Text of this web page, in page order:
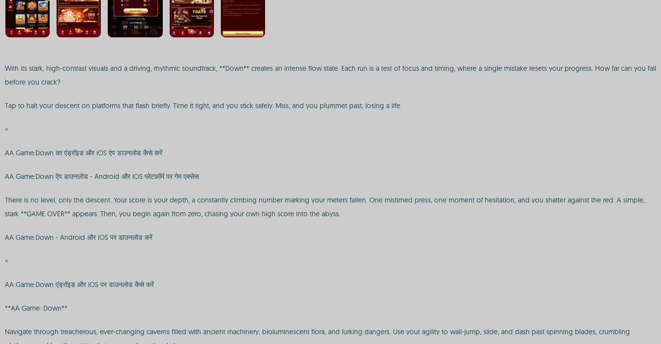
With its stark, high-contrast visuals and a driving, rhythmic soundtrack, **Down** creates an intense flow state. Each run is a test of focus and timing, where a single mistake resets your progress. How far can you fall
before you crack?
Tap to halt your descent on platforms that flash briefly. Time it right, and you stick safely. Miss, and you plummet past, losing a life.
<
AA Game:Down का एंड्रॉइड और iOS ऐप डाउनलोड कैसे करें
AA Game:Down ऐप डाउनलोड - Android और iOS प्लेटफ़ॉर्म पर गेम एक्सेस
There is no level, only the descent. Your score is your depth, a constantly climbing number marking your meters fallen. One mistimed press, one moment of hesitation, and you shatter against the red. A simple,
stark **GAME OVER** appears. Then, you begin again from zero, chasing your own high score into the abyss.
AA Game:Down - Android और iOS पर डाउनलोड करें
<
AA Game:Down एंड्रॉइड और iOS पर डाउनलोड कैसे करें
**AA Game: Down**
Navigate through treacherous, ever-changing caverns filled with ancient machinery, bioluminescent flora, and lurking dangers. Use your agility to wall-jump, slide, and dash past spinning blades, crumbling